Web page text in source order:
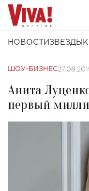
НОВОСТИ ЗВЕЗДЫ
ШОУ-БИЗНЕС
Анита
первый